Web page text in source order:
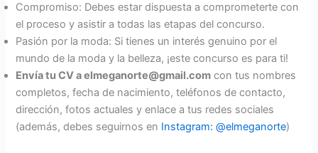
Compromiso: Debes estar dispuesta a comprometerte con
el proceso y asistir a todas las etapas del concurso.
Pasión por la moda: Si tienes un interés genuino por el
mundo de la moda y la belleza, ¡este concurso es para ti!
Envía tu CV a elmeganorte@gmail.com con tus nombres
completos, fecha de nacimiento, teléfonos de contacto,
dirección, fotos actuales y enlace a tus redes sociales
(además, debes seguirnos en Instagram: @elmeganorte)